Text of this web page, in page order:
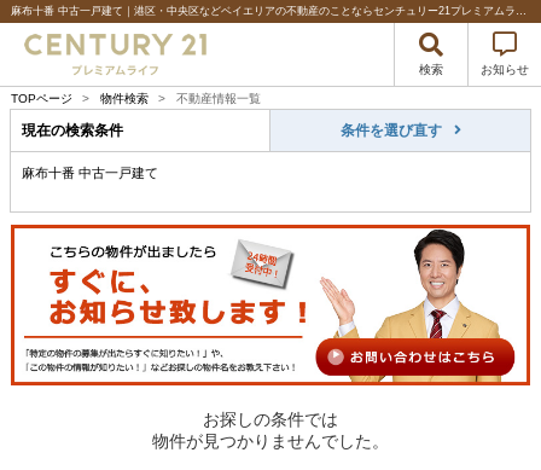
麻布十番 中古一戸建て｜港区・中央区などベイエリアの不動産のことならセンチュリー21プレミアムライフ
検索 お知らせ
TOPページ > 物件検索 > 不動産情報一覧
現在の検索条件 条件を選び直す
麻布十番 中古一戸建て
お探しの条件では
物件が見つかりませんでした。